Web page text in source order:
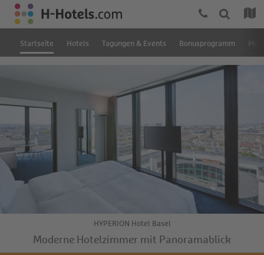
Startseite Hotels Tagungen & Events Bonusprogramm
HYPERION Hotel Basel
Moderne Hotelzimmer mit Panoramablick